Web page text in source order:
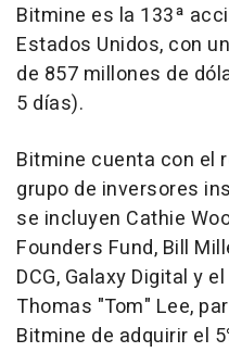
Bitmine es la 133ª
Estados Unidos, con
de 857 millones de
5 días).
Bitmine cuenta con el
grupo de inversores
se incluyen Cathie
Founders Fund, Bill
DCG, Galaxy Digital y
Thomas "Tom" Lee,
Bitmine de adquirir el